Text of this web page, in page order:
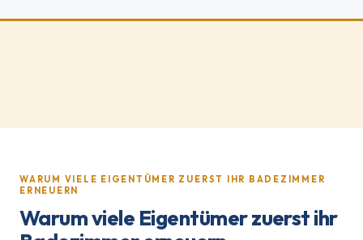
WARUM VIELE EIGENTÜMER ZUERST IHR BADEZIMMER
ERNEUERN
Warum viele Eigentümer zuerst ihr